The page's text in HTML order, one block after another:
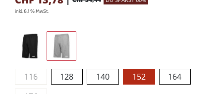
inkl. 8.1 % MwSt.
116 128 140 152
164